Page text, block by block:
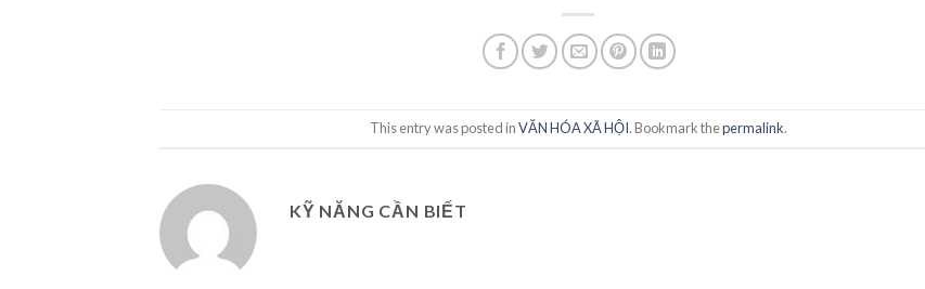
This entry was posted inVĂN HÓA XÃ HỘI. Bookmark thepermalink.
KỸ NĂNG CẦN BIẾT